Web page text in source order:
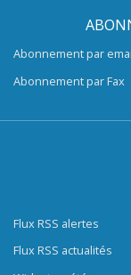
Abonnement par
Abonnement par Fax
Flux RSS alertes
Flux RSS actualités